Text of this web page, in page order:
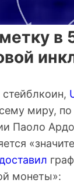
в
миру,
Паоло
монеты»: